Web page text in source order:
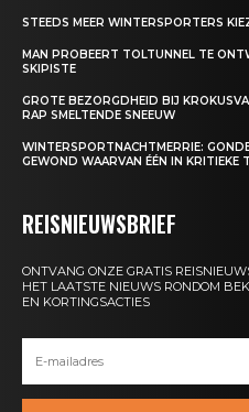
STEEDS MEER WINTERSPORTERS
MAN PROBEERT TOLTUNNEL TE
SKIPISTE
GROTE BEZORGDHEID BIJ
RAP SMELTENDE SNEEUW
WINTERSPORTNACHTMERRIE:
GEWOND WAARVAN ÉÉN IN KRITIEKE
REISNIEUWSBRIEF
ONTVANG ONZE GRATIS
HET LAATSTE NIEUWS RONDOM
EN KORTINGSACTIES